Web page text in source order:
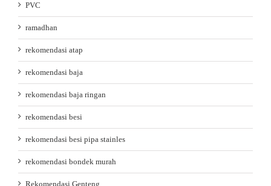
PVC
ramadhan
rekomendasi atap
rekomendasi baja
rekomendasi baja ringan
rekomendasi besi
rekomendasi besi pipa stainles
rekomendasi bondek murah
Rekomendasi Genteng